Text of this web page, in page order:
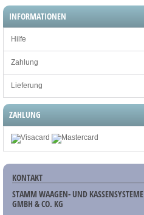
INFORMATIONEN
Hilfe
Zahlung
Lieferung
ZAHLUNG
KONTAKT
STAMM WAAGEN- UND KASSENSYSTEME
GMBH & CO. KG